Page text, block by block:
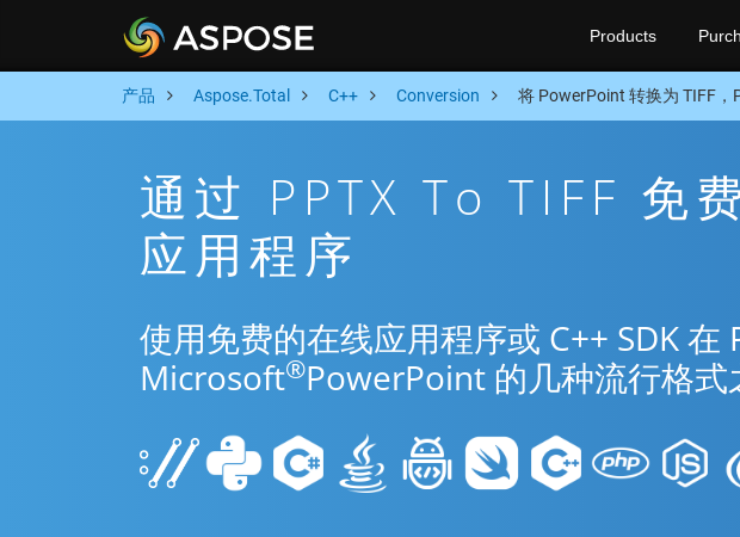
Products
产品 Aspose.Total C++ Conversion 将 PowerPoint 转换为 TIFF，
通过 PPTX To TIFF 免
应用程序
使用免费的在线应用程序或 C++ SDK 在
Microsoft®PowerPoint 的几种流行格式